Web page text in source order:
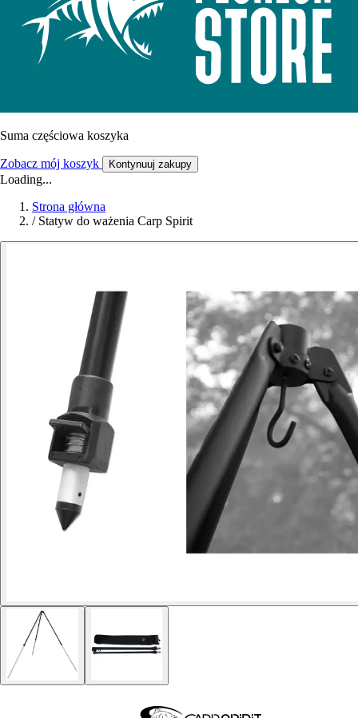
Suma częściowa koszyka
Zobacz mój koszyk Kontynuuj zakupy
Loading...
Strona główna
/ Statyw do ważenia Carp Spirit